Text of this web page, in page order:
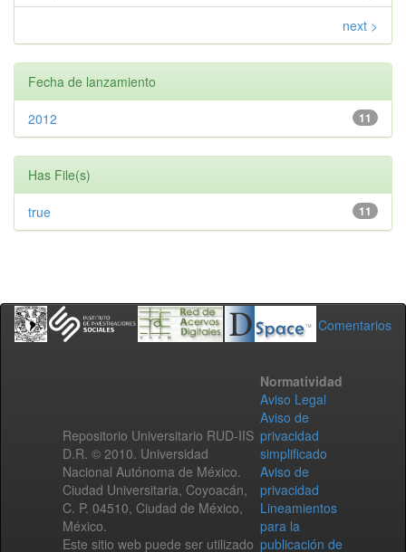
next >
Fecha de lanzamiento
11
2012
Has File(s)
11
true
Comentarios
Repositorio Universitario RUD-IIS
D.R. © 2010. Universidad
Nacional Autónoma de México.
Ciudad Universitaria, Coyoacán,
C. P. 04510, Ciudad de México,
México.
Este sitio web puede ser utilizado
Normatividad
Aviso Legal
Aviso de
privacidad
simplificado
Aviso de
privacidad
Lineamientos
para la
publicación de